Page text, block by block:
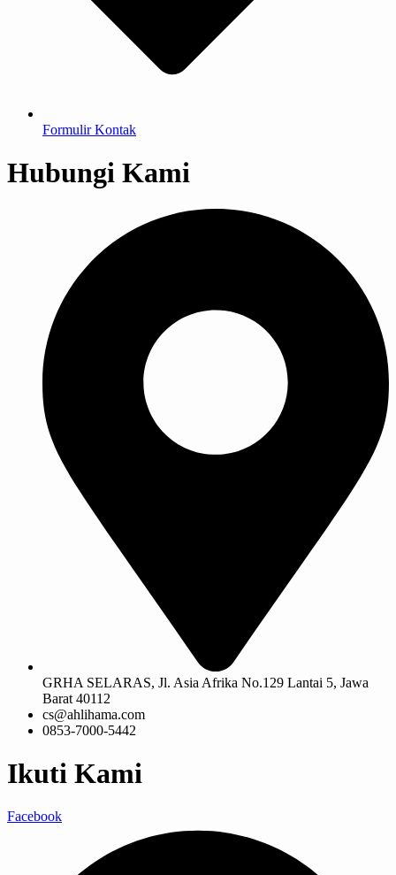
Formulir Kontak
Hubungi Kami
GRHA SELARAS, Jl. Asia Afrika No.129 Lantai 5, Jawa
Barat 40112
cs@ahlihama.com
0853-7000-5442
Ikuti Kami
Facebook